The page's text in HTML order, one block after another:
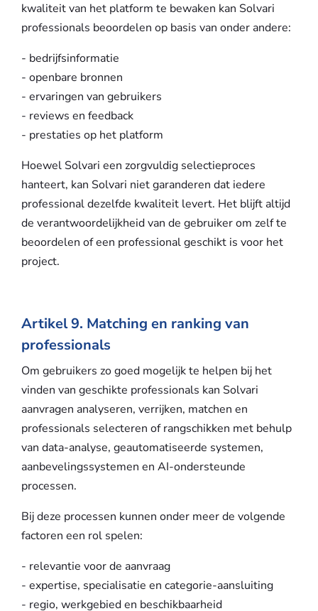
kwaliteit van het platform te bewaken kan Solvari
professionals beoordelen op basis van onder andere:
- bedrijfsinformatie
- openbare bronnen
- ervaringen van gebruikers
- reviews en feedback
- prestaties op het platform
Hoewel Solvari een zorgvuldig selectieproces
hanteert, kan Solvari niet garanderen dat iedere
professional dezelfde kwaliteit levert. Het blijft altijd
de verantwoordelijkheid van de gebruiker om zelf te
beoordelen of een professional geschikt is voor het
project.
Artikel 9. Matching en ranking van
professionals
Om gebruikers zo goed mogelijk te helpen bij het
vinden van geschikte professionals kan Solvari
aanvragen analyseren, verrijken, matchen en
professionals selecteren of rangschikken met behulp
van data-analyse, geautomatiseerde systemen,
aanbevelingssystemen en AI-ondersteunde
processen.
Bij deze processen kunnen onder meer de volgende
factoren een rol spelen:
- relevantie voor de aanvraag
- expertise, specialisatie en categorie-aansluiting
- regio, werkgebied en beschikbaarheid